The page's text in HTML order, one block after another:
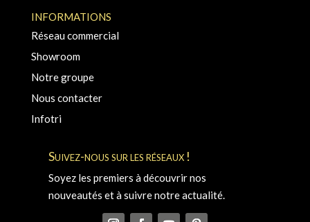
INFORMATIONS
Réseau commercial
Showroom
Notre groupe
Nous contacter
Infotri
Suivez-nous sur les réseaux !
Soyez les premiers à découvrir nos
nouveautés et à suivre notre actualité.